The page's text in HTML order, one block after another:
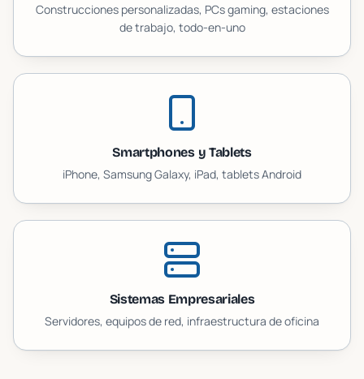
Construcciones personalizadas, PCs gaming, estaciones
de trabajo, todo-en-uno
Smartphones y Tablets
iPhone, Samsung Galaxy, iPad, tablets Android
Sistemas Empresariales
Servidores, equipos de red, infraestructura de oficina